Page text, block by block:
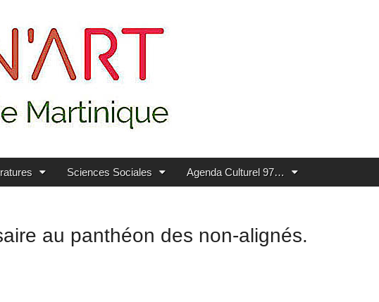
Sciences Sociales Agenda Culturel 97…
au panthéon des non-alignés.